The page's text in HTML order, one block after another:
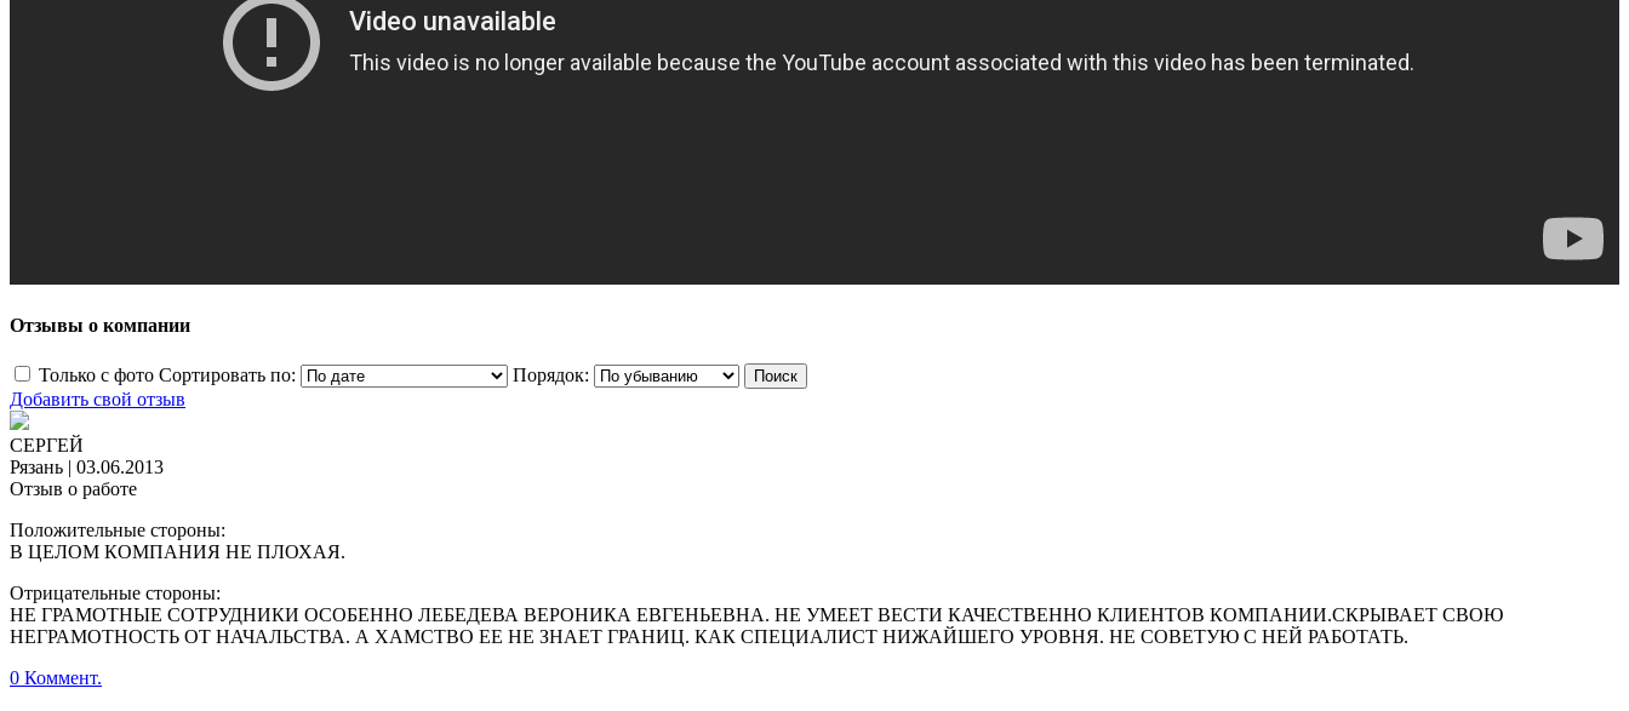
Отзывы о компании
Только с фото Сортировать по:
Порядок:
Добавить свой отзыв
СЕРГЕЙ
Рязань | 03.06.2013
Отзыв о работе
Положительные стороны:
В ЦЕЛОМ КОМПАНИЯ НЕ ПЛОХАЯ.
Отрицательные стороны:
НЕ ГРАМОТНЫЕ СОТРУДНИКИ ОСОБЕННО ЛЕБЕДЕВА ВЕРОНИКА ЕВГЕНЬЕВНА. НЕ УМЕЕТ ВЕСТИ КАЧЕСТВЕННО КЛИЕНТОВ КОМПАНИИ.СКРЫВАЕТ СВОЮ
НЕГРАМОТНОСТЬ ОТ НАЧАЛЬСТВА. А ХАМСТВО ЕЕ НЕ ЗНАЕТ ГРАНИЦ. КАК СПЕЦИАЛИСТ НИЖАЙШЕГО УРОВНЯ. НЕ СОВЕТУЮ С НЕЙ РАБОТАТЬ.
0 Коммент.